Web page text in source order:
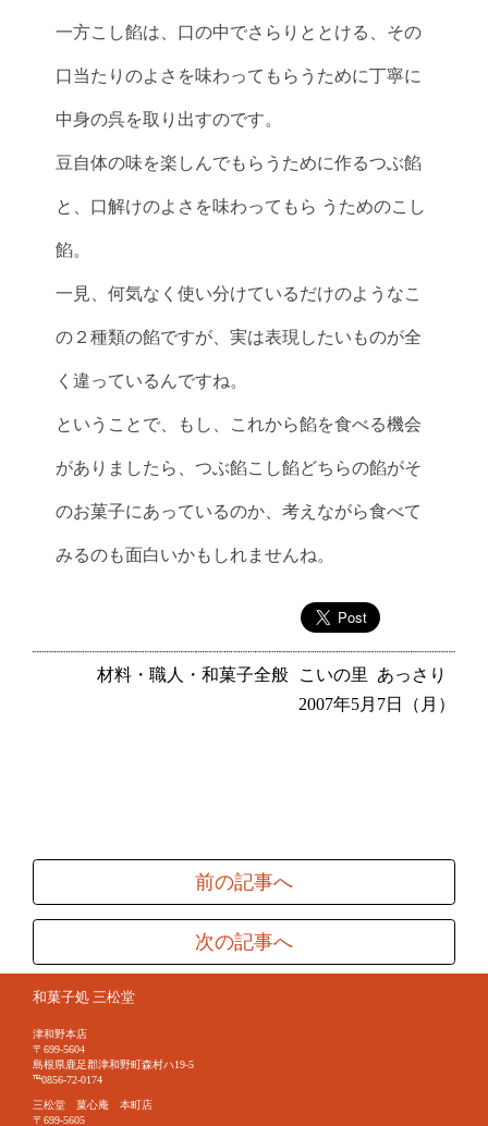
一方こし餡は、口の中でさらりととける、その
口当たりのよさを味わってもらうために丁寧に
中身の呉を取り出すのです。
豆自体の味を楽しんでもらうために作るつぶ餡
と、口解けのよさを味わってもら うためのこし
餡。
一見、何気なく使い分けているだけのようなこ
の２種類の餡ですが、実は表現したいものが全
く違っているんですね。
ということで、もし、これから餡を食べる機会
がありましたら、つぶ餡こし餡どちらの餡がそ
のお菓子にあっているのか、考えながら食べて
みるのも面白いかもしれませんね。
材料・職人・和菓子全般 こいの里
あっさり
2007年5月7日（月）
前の記事へ
次の記事へ
和菓子処 三松堂
津和野本店
〒699-5604
島根県鹿足郡津和野町森村ハ19-5
℡0856-72-0174
三松堂 菓心庵 本町店
〒699-5605